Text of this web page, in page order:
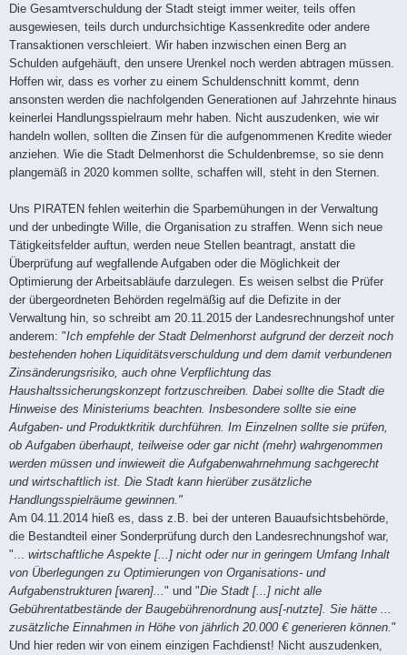
Die Gesamtverschuldung der Stadt steigt immer weiter, teils offen
ausgewiesen, teils durch undurchsichtige Kassenkredite oder andere
Transaktionen verschleiert. Wir haben inzwischen einen Berg an
Schulden aufgehäuft, den unsere Urenkel noch werden abtragen müssen.
Hoffen wir, dass es vorher zu einem Schuldenschnitt kommt, denn
ansonsten werden die nachfolgenden Generationen auf Jahrzehnte hinaus
keinerlei Handlungsspielraum mehr haben. Nicht auszudenken, wie wir
handeln wollen, sollten die Zinsen für die aufgenommenen Kredite wieder
anziehen. Wie die Stadt Delmenhorst die Schuldenbremse, so sie denn
plangemäß in 2020 kommen sollte, schaffen will, steht in den Sternen.
Uns PIRATEN fehlen weiterhin die Sparbemühungen in der Verwaltung
und der unbedingte Wille, die Organisation zu straffen. Wenn sich neue
Tätigkeitsfelder auftun, werden neue Stellen beantragt, anstatt die
Überprüfung auf wegfallende Aufgaben oder die Möglichkeit der
Optimierung der Arbeitsabläufe darzulegen. Es weisen selbst die Prüfer
der übergeordneten Behörden regelmäßig auf die Defizite in der
Verwaltung hin, so schreibt am 20.11.2015 der Landesrechnungshof unter
anderem: "Ich empfehle der Stadt Delmenhorst aufgrund der derzeit noch
bestehenden hohen Liquiditätsverschuldung und dem damit verbundenen
Zinsänderungsrisiko, auch ohne Verpflichtung das
Haushaltssicherungskonzept fortzuschreiben. Dabei sollte die Stadt die
Hinweise des Ministeriums beachten. Insbesondere sollte sie eine
Aufgaben- und Produktkritik durchführen. Im Einzelnen sollte sie prüfen,
ob Aufgaben überhaupt, teilweise oder gar nicht (mehr) wahrgenommen
werden müssen und inwieweit die Aufgabenwahrnehmung sachgerecht
und wirtschaftlich ist. Die Stadt kann hierüber zusätzliche
Handlungsspielräume gewinnen."
Am 04.11.2014 hieß es, dass z.B. bei der unteren Bauaufsichtsbehörde,
die Bestandteil einer Sonderprüfung durch den Landesrechnungshof war,
"...
wirtschaftliche Aspekte [...] nicht oder nur in geringem Umfang Inhalt
von Überlegungen zu Optimierungen von Organisations- und
Aufgabenstrukturen [waren]... " und "Die Stadt [...] nicht alle
Gebührentatbestände der Baugebührenordnung aus[-nutzte]. Sie hätte ...
zusätzliche Einnahmen in Höhe von jährlich 20.000 € generieren können. "
Und hier reden wir von einem einzigen Fachdienst! Nicht auszudenken,